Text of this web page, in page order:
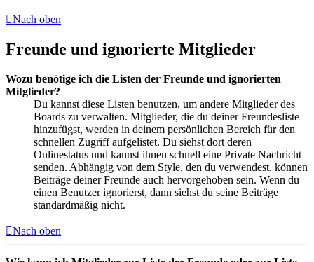
Nach oben
Freunde und ignorierte Mitglieder
Wozu benötige ich die Listen der Freunde und ignorierten
Mitglieder?
Du kannst diese Listen benutzen, um andere Mitglieder des
Boards zu verwalten. Mitglieder, die du deiner Freundesliste
hinzufügst, werden in deinem persönlichen Bereich für den
schnellen Zugriff aufgelistet. Du siehst dort deren
Onlinestatus und kannst ihnen schnell eine Private Nachricht
senden. Abhängig von dem Style, den du verwendest, können
Beiträge deiner Freunde auch hervorgehoben sein. Wenn du
einen Benutzer ignorierst, dann siehst du seine Beiträge
standardmäßig nicht.
Nach oben